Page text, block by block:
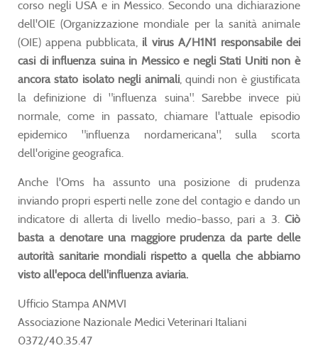
corso negli USA e in Messico. Secondo una dichiarazione
dell'OIE (Organizzazione mondiale per la sanità animale
(OIE) appena pubblicata, il virus A/H1N1 responsabile dei
casi di influenza suina in Messico e negli Stati Uniti non è
ancora stato isolato negli animali, quindi non è giustificata
la definizione di "influenza suina". Sarebbe invece più
normale, come in passato, chiamare l'attuale episodio
epidemico "influenza nordamericana", sulla scorta
dell'origine geografica.
Anche l'Oms ha assunto una posizione di prudenza
inviando propri esperti nelle zone del contagio e dando un
indicatore di allerta di livello medio-basso, pari a 3. Ciò
basta a denotare una maggiore prudenza da parte delle
autorità sanitarie mondiali rispetto a quella che abbiamo
visto all'epoca dell'influenza aviaria.
Ufficio Stampa ANMVI
Associazione Nazionale Medici Veterinari Italiani
0372/40.35.47